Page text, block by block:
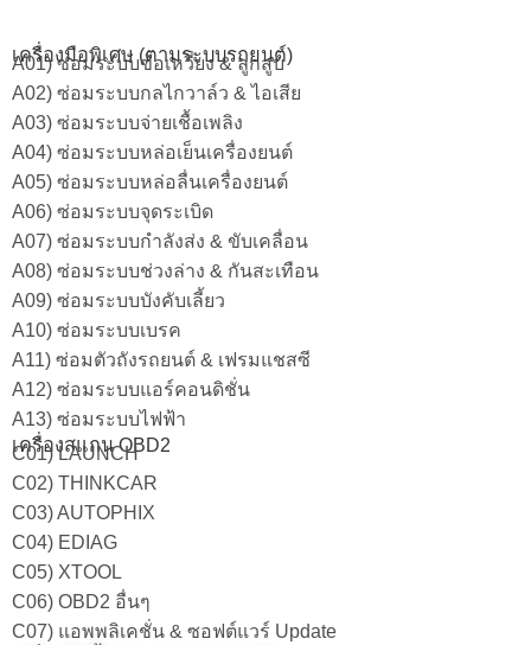
เครื่องมือพิเศษ (ตามระบบรถยนต์)
A01) ซ่อมระบบข้อเหวี่ยง & ลูกสูบ
A02) ซ่อมระบบกลไกวาล์ว & ไอเสีย
A03) ซ่อมระบบจ่ายเชื้อเพลิง
A04) ซ่อมระบบหล่อเย็นเครื่องยนต์
A05) ซ่อมระบบหล่อลื่นเครื่องยนต์
A06) ซ่อมระบบจุดระเบิด
A07) ซ่อมระบบกำลังส่ง & ขับเคลื่อน
A08) ซ่อมระบบช่วงล่าง & กันสะเทือน
A09) ซ่อมระบบบังคับเลี้ยว
A10) ซ่อมระบบเบรค
A11) ซ่อมตัวถังรถยนต์ & เฟรมแชสซี
A12) ซ่อมระบบแอร์คอนดิชั่น
A13) ซ่อมระบบไฟฟ้า
เครื่องสแกน OBD2
C01) LAUNCH
C02) THINKCAR
C03) AUTOPHIX
C04) EDIAG
C05) XTOOL
C06) OBD2 อื่นๆ
C07) แอพพลิเคชั่น & ซอฟต์แวร์ Update